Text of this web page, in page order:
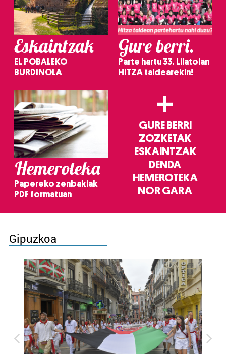
Eskaintzak
EL POBALEKO
BURDINOLA
Gure berri.
Parte hartu 33. Lilatoian
HITZA taldearekin!
Hemeroteka
Papereko zenbakiak
PDF formatuan
+
GURE BERRI
ZOZKETAK
ESKAINTZAK
DENDA
HEMEROTEKA
NOR GARA
Gipuzkoa